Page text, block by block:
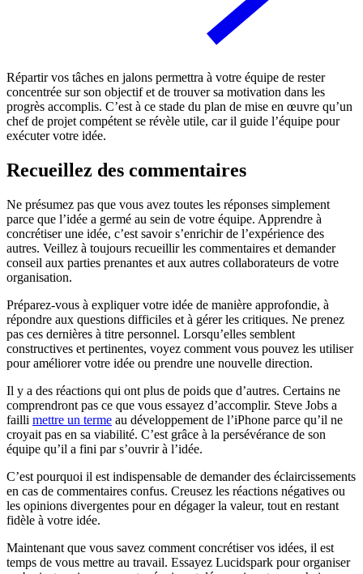
Répartir vos tâches en jalons permettra à votre équipe de rester
concentrée sur son objectif et de trouver sa motivation dans les
progrès accomplis. C’est à ce stade du plan de mise en œuvre qu’un
chef de projet compétent se révèle utile, car il guide l’équipe pour
exécuter votre idée.
Recueillez des commentaires
Ne présumez pas que vous avez toutes les réponses simplement
parce que l’idée a germé au sein de votre équipe. Apprendre à
concrétiser une idée, c’est savoir s’enrichir de l’expérience des
autres. Veillez à toujours recueillir les commentaires et demander
conseil aux parties prenantes et aux autres collaborateurs de votre
organisation.
Préparez-vous à expliquer votre idée de manière approfondie, à
répondre aux questions difficiles et à gérer les critiques. Ne prenez
pas ces dernières à titre personnel. Lorsqu’elles semblent
constructives et pertinentes, voyez comment vous pouvez les utiliser
pour améliorer votre idée ou prendre une nouvelle direction.
Il y a des réactions qui ont plus de poids que d’autres. Certains ne
comprendront pas ce que vous essayez d’accomplir. Steve Jobs a
failli mettre un terme au développement de l’iPhone parce qu’il ne
croyait pas en sa viabilité. C’est grâce à la persévérance de son
équipe qu’il a fini par s’ouvrir à l’idée.
C’est pourquoi il est indispensable de demander des éclaircissements
en cas de commentaires confus. Creusez les réactions négatives ou
les opinions divergentes pour en dégager la valeur, tout en restant
fidèle à votre idée.
Maintenant que vous savez comment concrétiser vos idées, il est
temps de vous mettre au travail. Essayez Lucidspark pour organiser